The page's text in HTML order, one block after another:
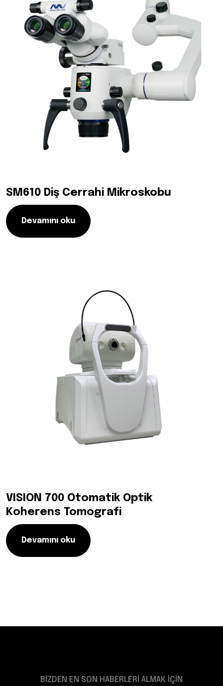
SM610 Diş Cerrahi Mikroskobu
Devamını oku
VISION 700 Otomatik Optik
Koherens Tomografi
Devamını oku
BİZDEN EN SON HABERLERİ ALMAK İÇİN